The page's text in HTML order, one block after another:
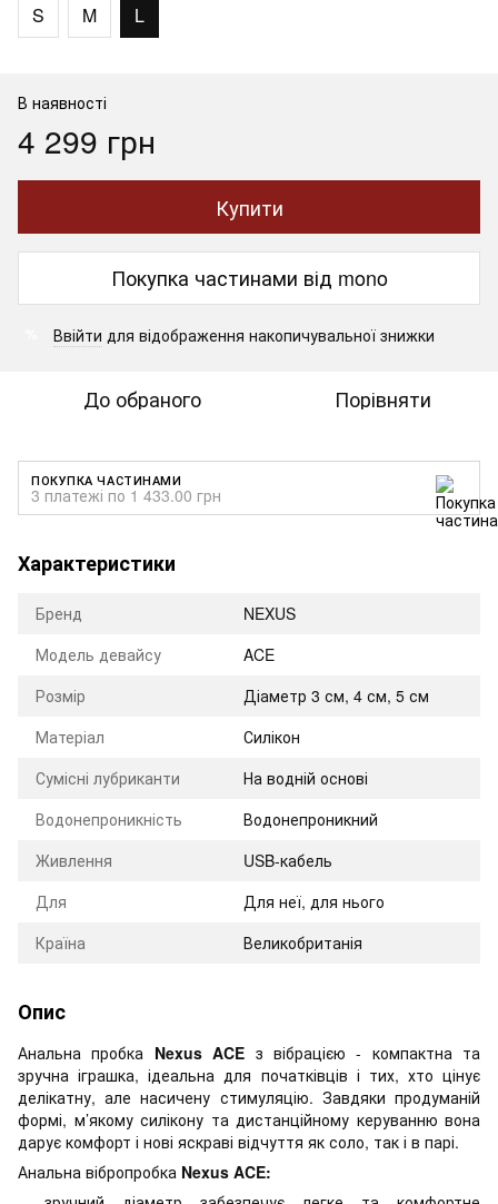
S M L
В наявності
4 299 грн
Купити
Покупка частинами від mono
Ввійти для відображення накопичувальної знижки
До обраного Порівняти
ПОКУПКА ЧАСТИНАМИ
3 платежі по 1 433.00 грн
Характеристики
Бренд
NEXUS
Модель девайсу
ACE
Розмір
Діаметр 3 см, 4 см, 5 см
Матеріал
Силікон
Сумісні лубриканти
На водній основі
Водонепроникність
Водонепроникний
Живлення
USB-кабель
Для
Для неї, для нього
Країна
Великобританія
Опис
Анальна пробка Nexus ACE з вібрацією - компактна та
зручна іграшка, ідеальна для початківців і тих, хто цінує
делікатну, але насичену стимуляцію. Завдяки продуманій
формі, м’якому силікону та дистанційному керуванню вона
дарує комфорт і нові яскраві відчуття як соло, так і в парі.
Анальна вібропробка Nexus ACE: